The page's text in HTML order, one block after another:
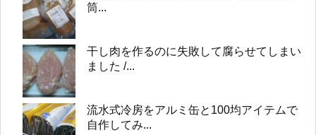
筒...
干し肉を作るのに失敗して腐らせてしまい
ました /...
流水式冷房をアルミ缶と100均アイテムで
自作してみ...